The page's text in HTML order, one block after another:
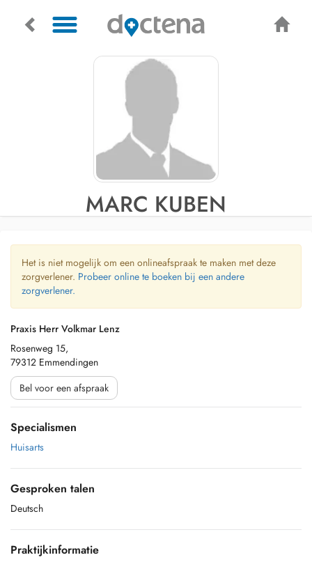
MARC KUBEN
Het is niet mogelijk om een onlineafspraak te maken met deze
zorgverlener. Probeer online te boeken bij een andere
zorgverlener.
Praxis Herr Volkmar Lenz
Rosenweg 15,
79312 Emmendingen
Bel voor een afspraak
Specialismen
Huisarts
Gesproken talen
Deutsch
Praktijkinformatie